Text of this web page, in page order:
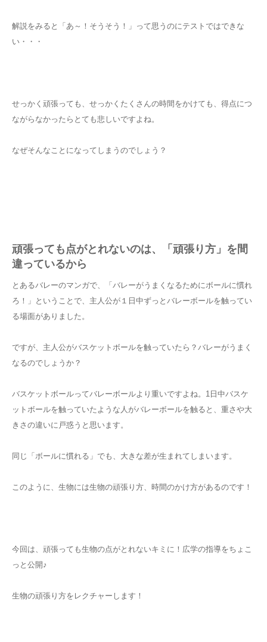
解説をみると「あ～！そうそう！」って思うのにテストではできな
い・・・
せっかく頑張っても、せっかくたくさんの時間をかけても、得点につ
ながらなかったらとても悲しいですよね。
なぜそんなことになってしまうのでしょう？
頑張っても点がとれないのは、「頑張り方」を間
違っているから
とあるバレーのマンガで、「バレーがうまくなるためにボールに慣れ
ろ！」ということで、主人公が１日中ずっとバレーボールを触ってい
る場面がありました。
ですが、主人公がバスケットボールを触っていたら？バレーがうまく
なるのでしょうか？
バスケットボールってバレーボールより重いですよね。1日中バスケ
ットボールを触っていたような人がバレーボールを触ると、重さや大
きさの違いに戸惑うと思います。
同じ「ボールに慣れる」でも、大きな差が生まれてしまいます。
このように、生物には生物の頑張り方、時間のかけ方があるのです！
今回は、頑張っても生物の点がとれないキミに！広学の指導をちょこ
っと公開♪
生物の頑張り方をレクチャーします！